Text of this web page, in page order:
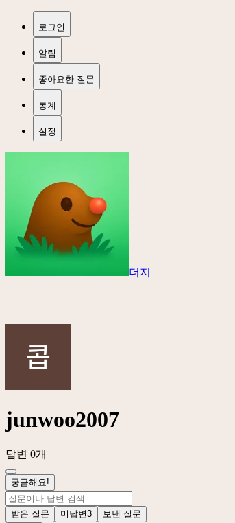
로그인
알림
좋아요한 질문
통계
설정
더지
junwoo2007
답변 0개
궁금해요!
받은 질문 미답변3
보낸 질문